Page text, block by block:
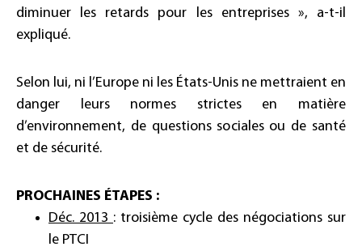
diminuer les retards pour les entreprises », a-t-il
expliqué.
Selon lui, ni l’Europe ni les États-Unis ne mettraient en
danger leurs normes strictes en matière
d’environnement, de questions sociales ou de santé
et de sécurité.
PROCHAINES ÉTAPES :
Déc. 2013 : troisième cycle des négociations sur
le PTCI